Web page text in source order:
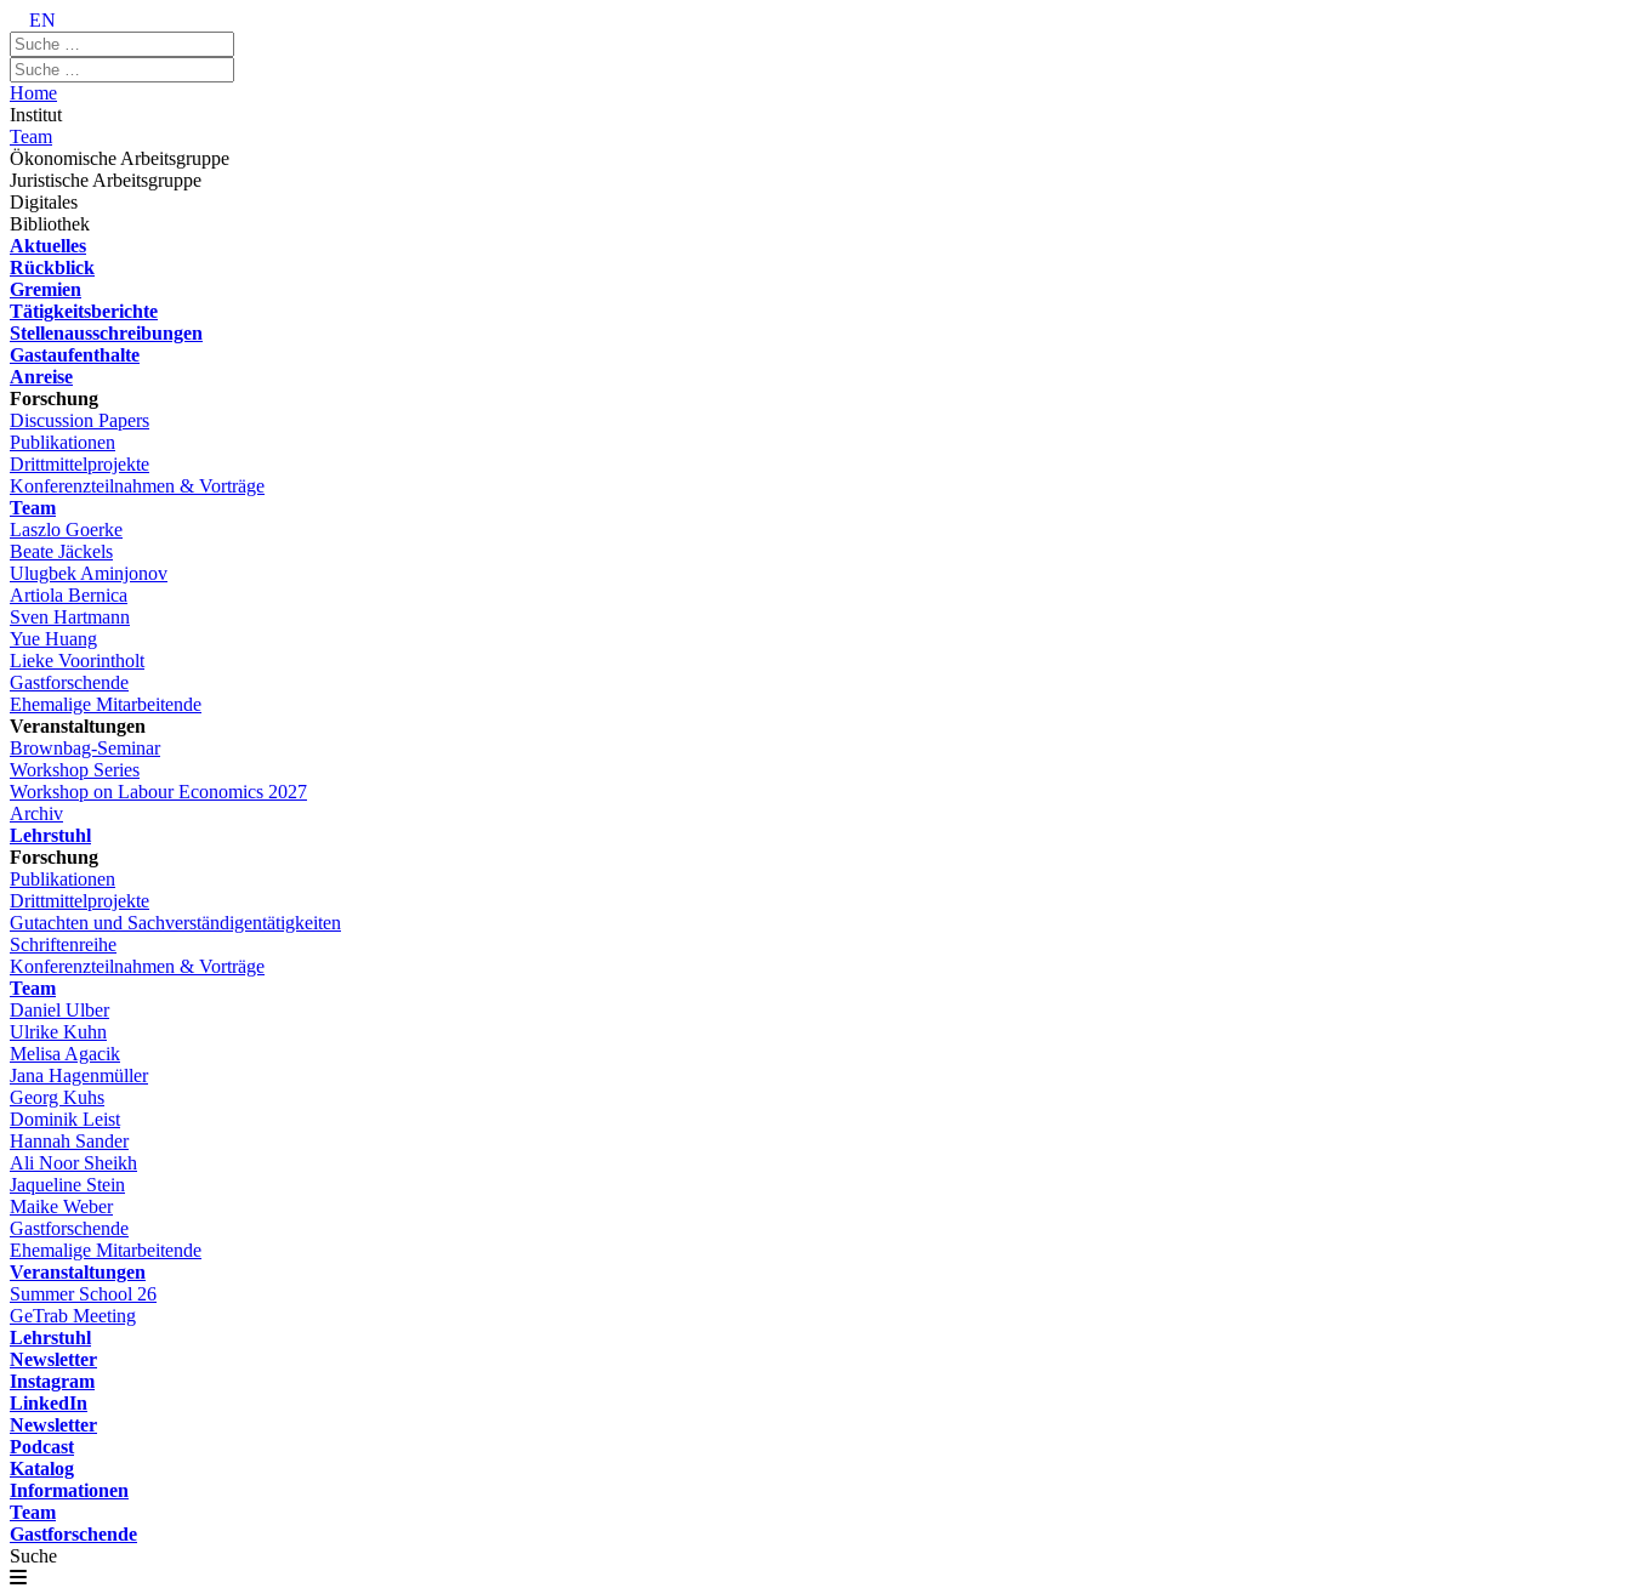
EN
Home
Institut
Team
Ökonomische Arbeitsgruppe
Juristische Arbeitsgruppe
Digitales
Bibliothek
Aktuelles
Rückblick
Gremien
Tätigkeitsberichte
Stellenausschreibungen
Gastaufenthalte
Anreise
Forschung
Discussion Papers
Publikationen
Drittmittelprojekte
Konferenzteilnahmen & Vorträge
Team
Laszlo Goerke
Beate Jäckels
Ulugbek Aminjonov
Artiola Bernica
Sven Hartmann
Yue Huang
Lieke Voorintholt
Gastforschende
Ehemalige Mitarbeitende
Veranstaltungen
Brownbag-Seminar
Workshop Series
Workshop on Labour Economics 2027
Archiv
Lehrstuhl
Forschung
Publikationen
Drittmittelprojekte
Gutachten und Sachverständigentätigkeiten
Schriftenreihe
Konferenzteilnahmen & Vorträge
Team
Daniel Ulber
Ulrike Kuhn
Melisa Agacik
Jana Hagenmüller
Georg Kuhs
Dominik Leist
Hannah Sander
Ali Noor Sheikh
Jaqueline Stein
Maike Weber
Gastforschende
Ehemalige Mitarbeitende
Veranstaltungen
Summer School 26
GeTrab Meeting
Lehrstuhl
Newsletter
Instagram
LinkedIn
Newsletter
Podcast
Katalog
Informationen
Team
Gastforschende
Suche